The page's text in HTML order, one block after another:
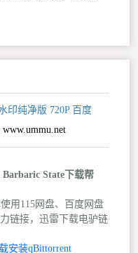
印纯净版 720P 百度
Barbaric State下载帮
用115网盘、百度网盘
链接，迅雷下载电驴链
安装qBittorrent